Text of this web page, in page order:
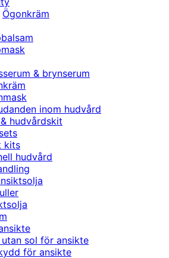
Ögonkräm
& brynserum
inom hudvård
hudvårdskit
kits
hudvård
utan sol för ansikte
för ansikte